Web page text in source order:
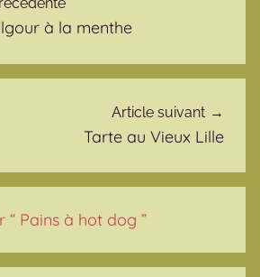
à la menthe
Article suivant
Tarte au Vieux Lille
“ Pains à hot dog ”